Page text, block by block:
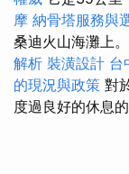
摩 納骨塔服務與
桑迪火山海灘上。
解析 裝潢設計 台
的現況與政策 對
度過良好的休息